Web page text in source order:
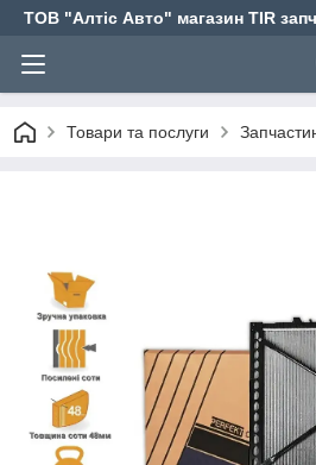
ТОВ "Алтіс Авто" магазин TIR
Товари та послуги